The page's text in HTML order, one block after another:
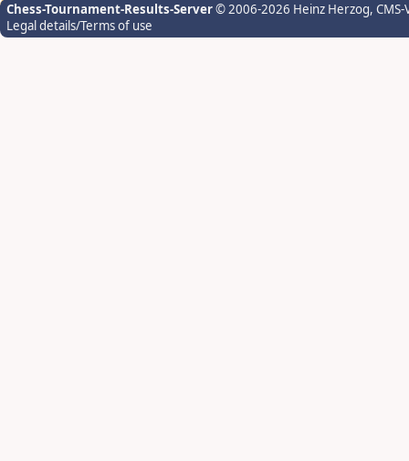
Chess-Tournament-Results-Server© 2006-2026 Heinz Herzog,
Legal details/Terms of use